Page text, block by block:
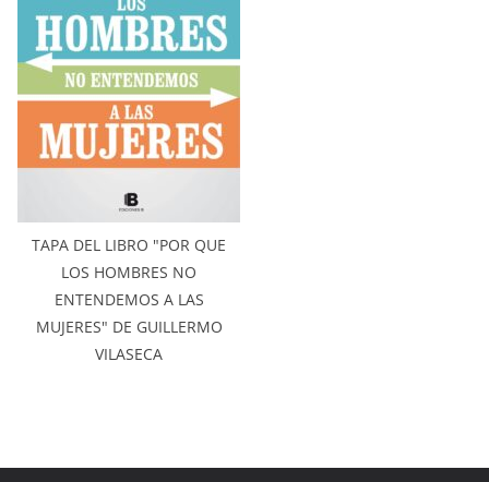
TAPA DEL LIBRO "POR QUE
LOS HOMBRES NO
ENTENDEMOS A LAS
MUJERES" DE GUILLERMO
VILASECA